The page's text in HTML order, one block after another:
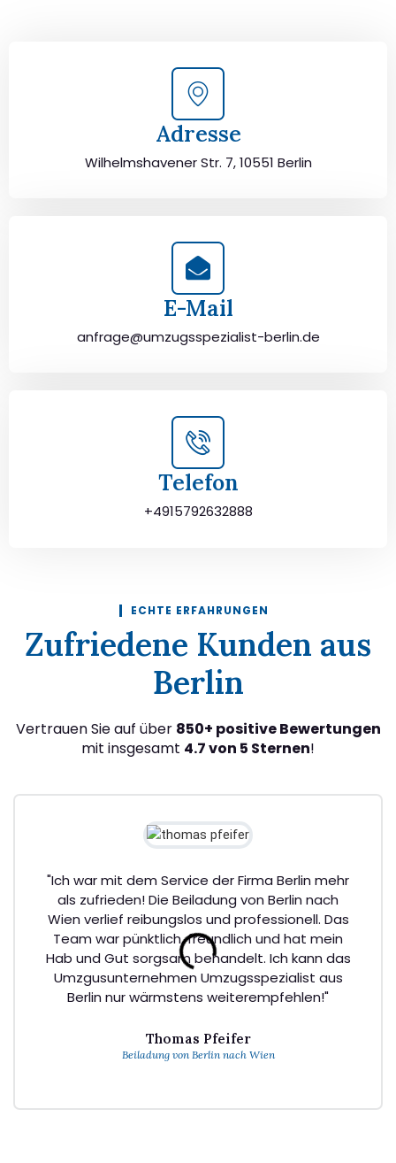
Adresse
Wilhelmshavener Str. 7, 10551 Berlin
E-Mail
anfrage@umzugsspezialist-berlin.de
Telefon
+4915792632888
ECHTE ERFAHRUNGEN
Zufriedene Kunden aus
Berlin
Vertrauen Sie auf über 850+ positive Bewertungen
mit insgesamt 4.7 von 5 Sternen!
"Ich war mit dem Service der Firma Berlin mehr
als zufrieden! Die Beiladung von Berlin nach
Wien verlief reibungslos und professionell. Das
Team war pünktlich, freundlich und hat mein
Hab und Gut sorgsam behandelt. Ich kann das
Umzgusunternehmen Umzugsspezialist aus
Berlin nur wärmstens weiterempfehlen!"
Thomas Pfeifer
Beiladung von Berlin nach Wien